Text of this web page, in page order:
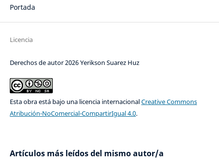
Portada
Licencia
Derechos de autor 2026 Yerikson Suarez Huz
Esta obra está bajo una licencia internacionalCreative Commons
Atribución-NoComercial-CompartirIgual 4.0.
Artículos más leídos del mismo autor/a